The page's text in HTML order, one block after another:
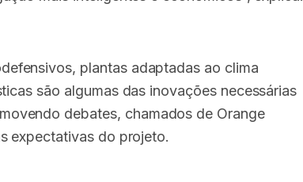
plantas adaptadas ao clima
são algumas das inovações necessárias
debates, chamados de Orange
expectativas do projeto.